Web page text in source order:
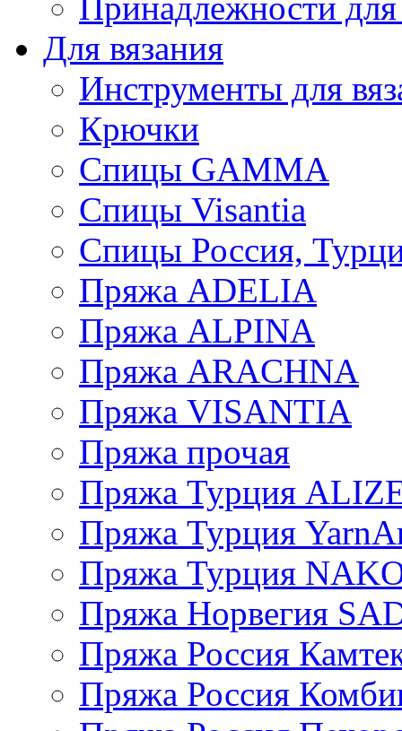
Для вязания
Инструменты для
Крючки
Спицы GAMMA
Спицы Visantia
Спицы Россия,
Пряжа ADELIA
Пряжа ALPINA
Пряжа ARACHNA
Пряжа VISANTIA
Пряжа прочая
Пряжа Турция
Пряжа Турция
Пряжа Турция
Пряжа Норвегия
Пряжа Россия
Пряжа Россия